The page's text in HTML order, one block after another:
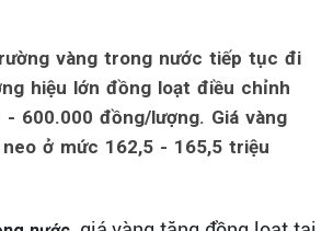
vàng trong nước tiếp tục đi
hiệu lớn đồng loạt điều chỉnh
600.000 đồng/lượng. Giá vàng
ở mức 162,5 - 165,5 triệu